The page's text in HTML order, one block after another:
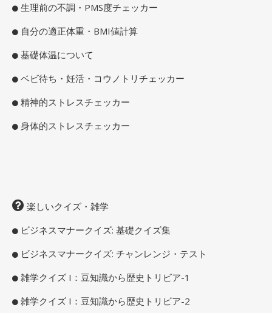
生理前の不調・PMS度チェッカー
自分の適正体重・BMI値計算
基礎体温について
ベビ待ち・妊活・コウノトリチェッカー
精神的ストレスチェッカー
身体的ストレスチェッカー
楽しいクイズ・雑学
ビジネスマナークイズ: 基礎クイズ集
ビジネスマナークイズ: チャンレンジ・テスト
雑学クイズ I：豆知識から歴史トリビア-1
雑学クイズ I：豆知識から歴史トリビア-2